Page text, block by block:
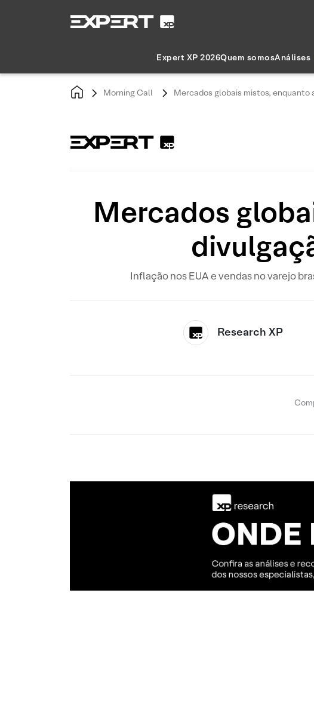
Expert XP 2026Quem somosAnálises
Morning Call Mercados globais mistos, enquanto
Mercados
Inflação nos EUA e vendas no varejo
Research XP